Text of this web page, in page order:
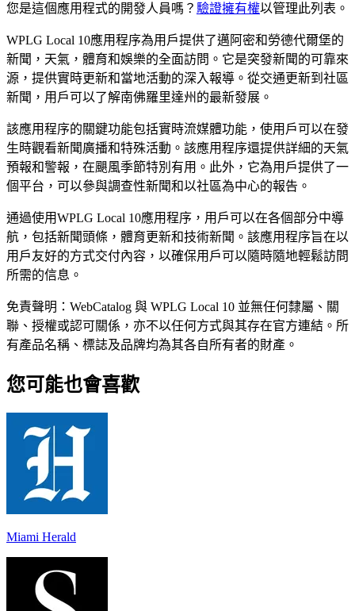
您是這個應用程式的開發人員嗎？ 驗證擁有權以管理此列表。
WPLG Local 10應用程序為用戶提供了邁阿密和勞德代爾堡的
新聞，天氣，體育和娛樂的全面訪問。它是突發新聞的可靠來
源，提供實時更新和當地活動的深入報導。從交通更新到社區
新聞，用戶可以了解南佛羅里達州的最新發展。
該應用程序的關鍵功能包括實時流媒體功能，使用戶可以在發
生時觀看新聞廣播和特殊活動。該應用程序還提供詳細的天氣
預報和警報，在颶風季節特別有用。此外，它為用戶提供了一
個平台，可以參與調查性新聞和以社區為中心的報告。
通過使用WPLG Local 10應用程序，用戶可以在各個部分中導
航，包括新聞頭條，體育更新和技術新聞。該應用程序旨在以
用戶友好的方式交付內容，以確保用戶可以隨時隨地輕鬆訪問
所需的信息。
免責聲明：WebCatalog 與 WPLG Local 10 並無任何隸屬、關
聯、授權或認可關係，亦不以任何方式與其存在官方連結。所
有產品名稱、標誌及品牌均為其各自所有者的財產。
您可能也會喜歡
Miami Herald